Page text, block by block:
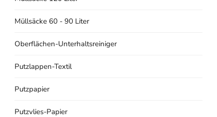
Müllsäcke 60 - 90 Liter
Oberflächen-Unterhaltsreiniger
Putzlappen-Textil
Putzpapier
Putzvlies-Papier